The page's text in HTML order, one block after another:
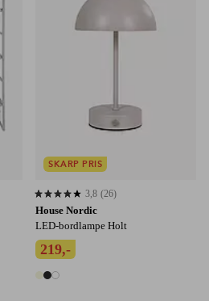
House Nordic
LED-bordlampe Holt
219,-
3 farver
3,8 baseret på 26 bedømmelser
3,8 (26)
SKARP PRIS